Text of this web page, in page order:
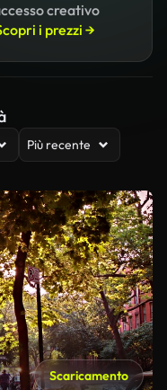
creativo
i prezzi →
Più recente
Scaricamento